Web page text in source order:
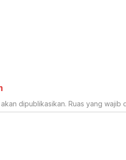
dipublikasikan. Ruas yang wajib